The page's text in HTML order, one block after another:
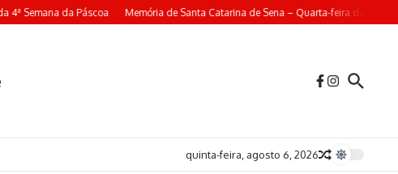
4ª Semana da Páscoa Memória de Santa Catarina de Sena – Quarta-feira da 4ª
quinta-feira, agosto 6, 2026